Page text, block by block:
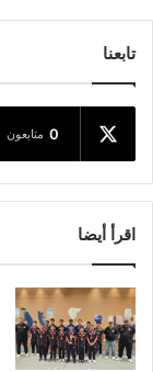
تابعنا
0 متابعون
اقرأ أيضا